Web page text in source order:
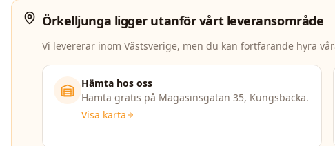
Örkelljunga ligger utanför vårt leveransområde
Vi levererar inom Västsverige, men du kan fortfarande hyra
Hämta hos oss
Hämta gratis på Magasinsgatan 35, Kungsbacka.
Visa karta